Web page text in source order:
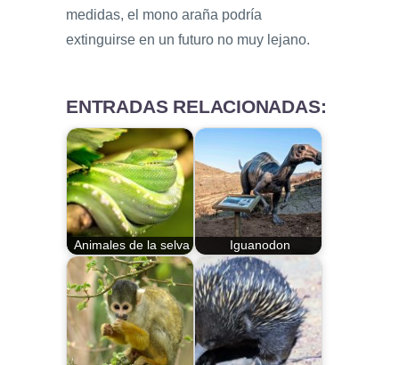
medidas, el mono araña podría
extinguirse en un futuro no muy lejano.
ENTRADAS RELACIONADAS:
Animales de la selva Iguanodon